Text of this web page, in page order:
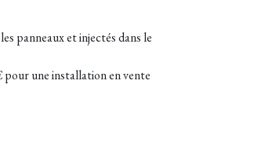
panneaux et injectés dans le
une installation en vente